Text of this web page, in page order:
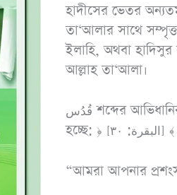
হাদীসের ভেতর
তা‘আলার সাথে
ইলাহি, অথবা হাদিসুর
আল্লাহ তা‘আলা।
قُدُس শব্দের আভিধানিক অর্থ পবিত্র। تقديس শব্দের অর্থ আল্লাহর পবিত্রতা। ইরশাদ
“আমরা আপনার